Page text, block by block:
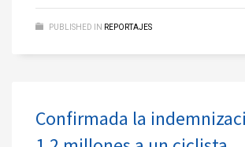
PUBLISHED IN REPORTAJES
Confirmada la